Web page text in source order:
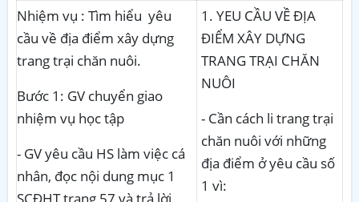
Nhiệm vụ : Tìm hiểu yêu
cầu về địa điểm xây dựng
trang trại chăn nuôi.
Bước 1: GV chuyển giao
nhiệm vụ học tập
- GV yêu cầu HS làm việc cá
nhân, đọc nội dung mục 1
1. YEU CẦU VỀ ĐỊA
ĐIỂM XÂY DỰNG
TRANG TRẠI CHĂN
NUÔI
- Cần cách li trang trại
chăn nuôi với những
địa điểm ở yêu cầu số
1 vì: